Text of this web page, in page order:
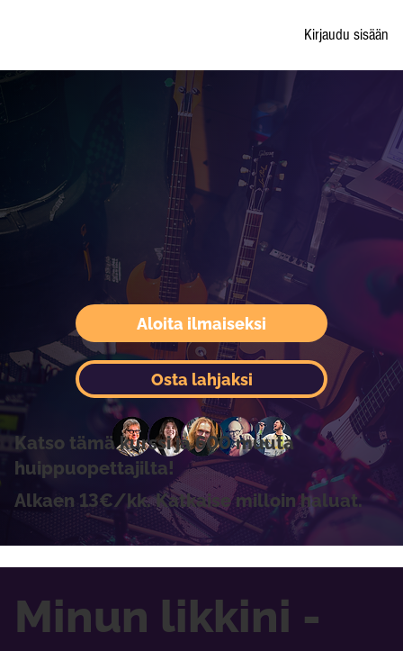
Kirjaudu sisään
Aloita ilmaiseksi
Katso tämä kurssi ja 600 muuta
huippuopettajilta!
Alkaen 13€/kk. Katkaise milloin haluat.
Osta lahjaksi
Minun likkini -